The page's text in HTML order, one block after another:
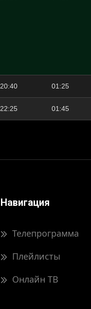
20:40 01:25
22:25 01:45
Навигация
Телепрограмма
Плейлисты
Онлайн ТВ